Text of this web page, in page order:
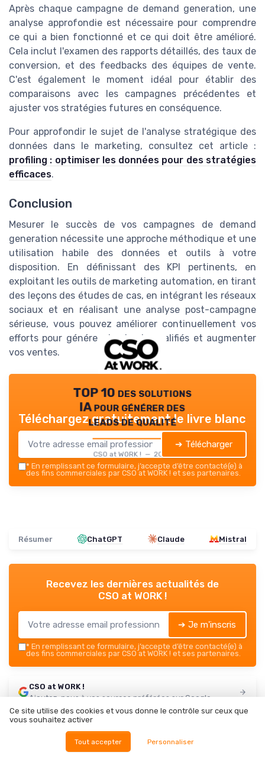
Après chaque campagne de demand generation, une
analyse approfondie est nécessaire pour comprendre
ce qui a bien fonctionné et ce qui doit être amélioré.
Cela inclut l'examen des rapports détaillés, des taux de
conversion, et des feedbacks des équipes de vente.
C'est également le moment idéal pour établir des
comparaisons avec les campagnes précédentes et
ajuster vos stratégies futures en conséquence.
Pour approfondir le sujet de l'analyse stratégique des
données dans le marketing, consultez cet article :
profiling : optimiser les données pour des stratégies
efficaces.
Conclusion
Mesurer le succès de vos campagnes de demand
generation nécessite une approche méthodique et une
utilisation habile des données et outils à votre
disposition. En définissant des KPI pertinents, en
exploitant les outils de marketing automation, en tirant
des leçons des études de cas, en intégrant les réseaux
sociaux et en réalisant une analyse post-campagne
sérieuse, vous pouvez améliorer continuellement vos
efforts pour générer des leads qualifiés et augmenter
vos ventes.
TOP 10 des solutions
IA pour générer des
leads de qualité
CSO at WORK ! — 2026
Téléchargez gratuitement le livre blanc
➔ Télécharger
* En remplissant ce formulaire, j’accepte d’être contacté(e) à
des fins commerciales par CSO at WORK ! et ses partenaires.
Résumer ChatGPT Claude Mistral
Recevez les dernières actualités de
CSO at WORK !
➔ Je m'inscris
* En remplissant ce formulaire, j’accepte d’être contacté(e) à
des fins commerciales par CSO at WORK ! et ses partenaires.
CSO at WORK !
Ajoutez-nous à vos sources préférées sur Google
Parole d'experts
Ce site utilise des cookies et vous donne le contrôle sur ceux que
vous souhaitez activer
Tout accepter Personnaliser